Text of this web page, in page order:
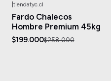
tiendatyc.cl
Fardo Chalecos
Hombre Premium 45kg
$199.000$258.000